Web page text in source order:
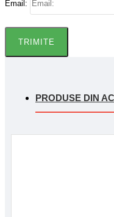
Email:
TRIMITE
PRODUSE DIN